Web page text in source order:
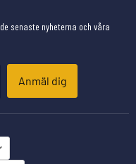
senaste nyheterna och våra
Anmäl dig